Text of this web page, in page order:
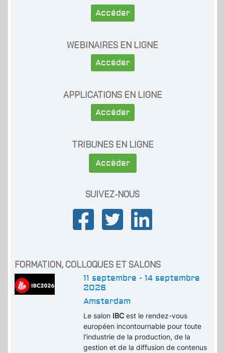
Accéder
WEBINAIRES EN LIGNE
Accéder
APPLICATIONS EN LIGNE
Accéder
TRIBUNES EN LIGNE
Accéder
SUIVEZ-NOUS
FORMATION, COLLOQUES ET SALONS
11 septembre - 14 septembre
2026
Amsterdam
Le salon IBCest le rendez-vous
européen incontournable pour toute
l'industrie de la production, de la
gestion et de la diffusion de contenus